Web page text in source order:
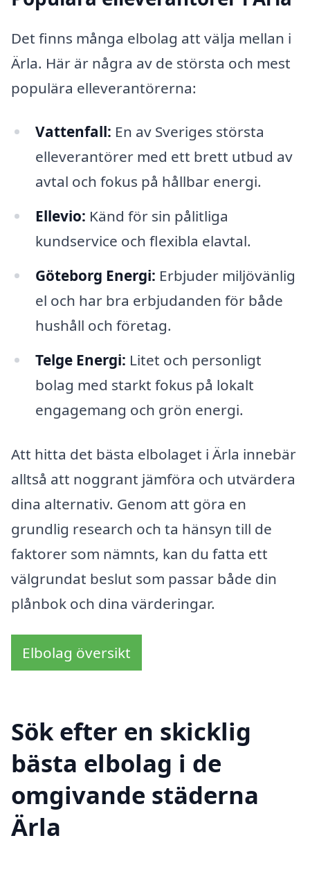
Det finns många elbolag att välja mellan i
Ärla. Här är några av de största och mest
populära elleverantörerna:
Vattenfall: En av Sveriges största
elleverantörer med ett brett utbud av
avtal och fokus på hållbar energi.
Ellevio: Känd för sin pålitliga
kundservice och flexibla elavtal.
Göteborg Energi: Erbjuder miljövänlig
el och har bra erbjudanden för både
hushåll och företag.
Telge Energi: Litet och personligt
bolag med starkt fokus på lokalt
engagemang och grön energi.
Att hitta det bästa elbolaget i Ärla innebär
alltså att noggrant jämföra och utvärdera
dina alternativ. Genom att göra en
grundlig research och ta hänsyn till de
faktorer som nämnts, kan du fatta ett
välgrundat beslut som passar både din
plånbok och dina värderingar.
Elbolag översikt
Sök efter en skicklig
bästa elbolag i de
omgivande städerna
Ärla